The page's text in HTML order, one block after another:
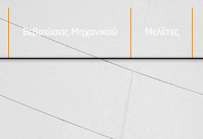
Βεβαιώσεις Μηχανικού Μελέτες